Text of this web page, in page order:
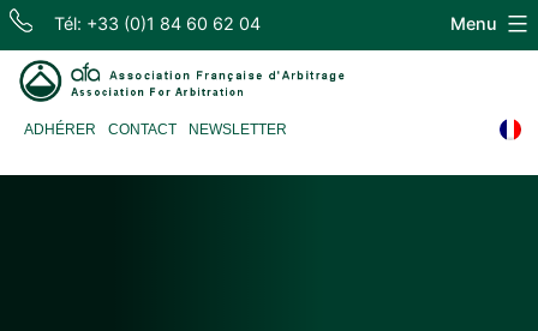
Skip
content
Tél: +33 (0)1 84 60 62 04
d'Arbitrage
ADHÉRER CONTACT NEWSLETTER
Menu